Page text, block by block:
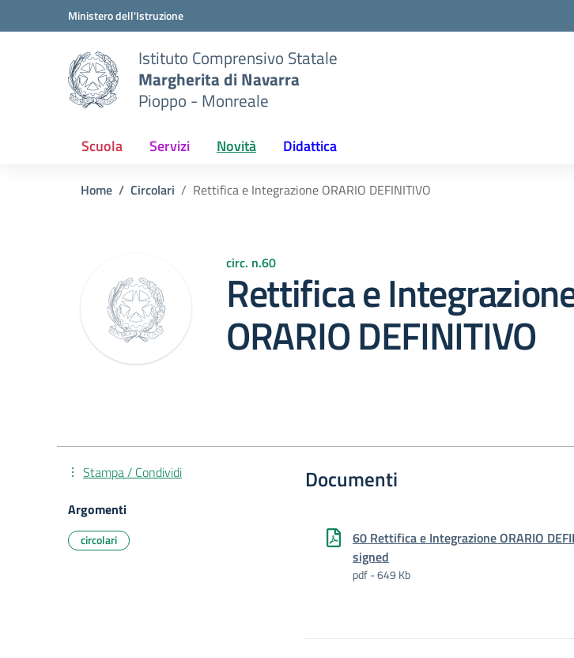
Vai ai contenuti
Vai al menu di navigazione
Ministero dell'Istruzione
Istituto Comprensivo Statale
Margherita di Navarra
Pioppo - Monreale
Scuola Servizi Novità Didattica
Home Circolari Rettifica e Integrazione ORARIO DEFINITIVO
circ. n.60
Rettifica e
ORARIO DEFINITIVO
Documenti
60 Rettifica e Integrazione ORARIO
signed
pdf - 649 Kb
Stampa / Condividi
Argomenti
circolari